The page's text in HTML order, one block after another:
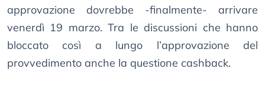
approvazione dovrebbe -finalmente- arrivare
venerdì 19 marzo. Tra le discussioni che hanno
bloccato così a lungo l’approvazione del
provvedimento anche la questione cashback.